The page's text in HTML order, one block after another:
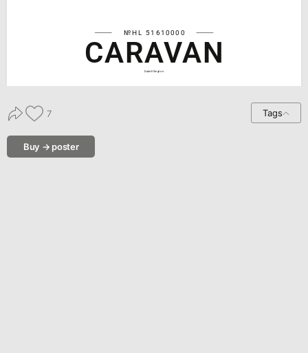
№HL 51610000
CARAVAN
Duke Ellington
7 Tags
Buy → poster